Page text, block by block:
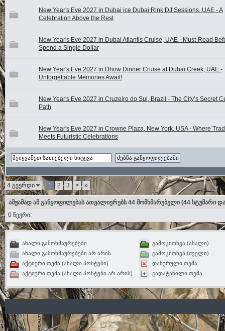
New Year's Eve 2027 in Dubai ice Dubai Rink DJ Sessions, UAE - A
Celebration Above the Rest
New Year's Eve 2027 in Dubai Atlantis Cruise, UAE - Must-Read
Spend a Single Dollar
New Year's Eve 2027 in Dhow Dinner Cruise at Dubai Creek, UAE -
Unforgettable Memories Await!
New Year's Eve 2027 in Cruzeiro do Sul, Brazil - The City’s Secret
Path
New Year's Eve 2027 in Crowne Plaza, New York, USA - Where
Meets Futuristic Celebrations
4 გვერდი 1 2 3 > »
ამჟამად ამ განყოფილებას ათვალიერებს 44 მომხმარებელი (44 სტუმარი
0 წევრი:
ახალი გამოხმაურებები
ახალი გამოხმაურებები არ არის
აქტიური თემა (ახალი პოსტები)
აქტიური თემა (ახალი პოსტები არ არის)
გამოკითხვა (ახალი)
გამოკითხვა (ძველი)
დახურული თემა
გადატანილი თემა